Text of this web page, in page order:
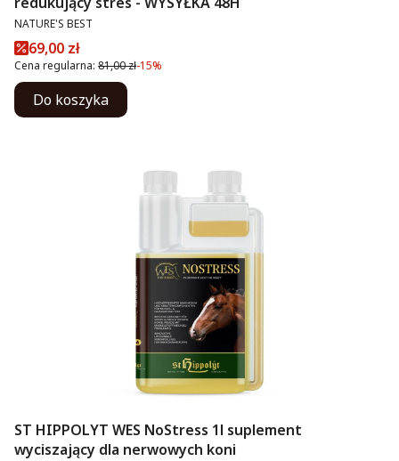
PRODUCENT
NATURE'S BEST
Cena promocyjna
69,00 zł
Cena regularna: 81,00 zł-15%
Do koszyka
ST HIPPOLYT WES NoStress 1l suplement
wyciszający dla nerwowych koni